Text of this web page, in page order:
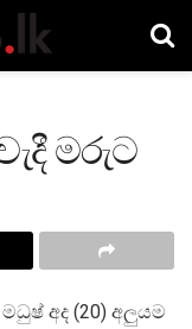
මරුට
අද (20) අලුයම